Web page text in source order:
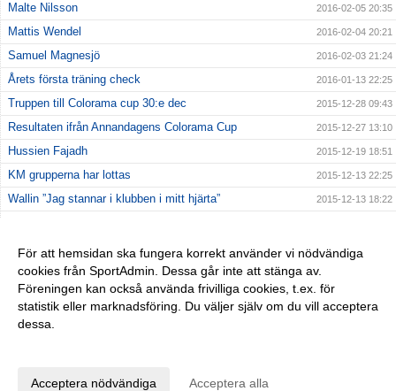
Malte Nilsson 2016-02-05 20:35
Mattis Wendel 2016-02-04 20:21
Samuel Magnesjö 2016-02-03 21:24
Årets första träning check 2016-01-13 22:25
Truppen till Colorama cup 30:e dec 2015-12-28 09:43
Resultaten ifrån Annandagens Colorama Cup 2015-12-27 13:10
Hussien Fajadh 2015-12-19 18:51
KM grupperna har lottas 2015-12-13 22:25
Wallin ”Jag stannar i klubben i mitt hjärta” 2015-12-13 18:22
Martin Håkansson 2015-11-30 14:46
Truppen 2016 - Högadals IS 2015-11-23 10:07
Moustafa Merzi 2015-11-02 11:13
För att hemsidan ska fungera korrekt använder vi nödvändiga
cookies från SportAdmin. Dessa går inte att stänga av.
Föreningen kan också använda frivilliga cookies, t.ex. för
statistik eller marknadsföring. Du väljer själv om du vill acceptera
dessa.
Acceptera nödvändiga Acceptera alla